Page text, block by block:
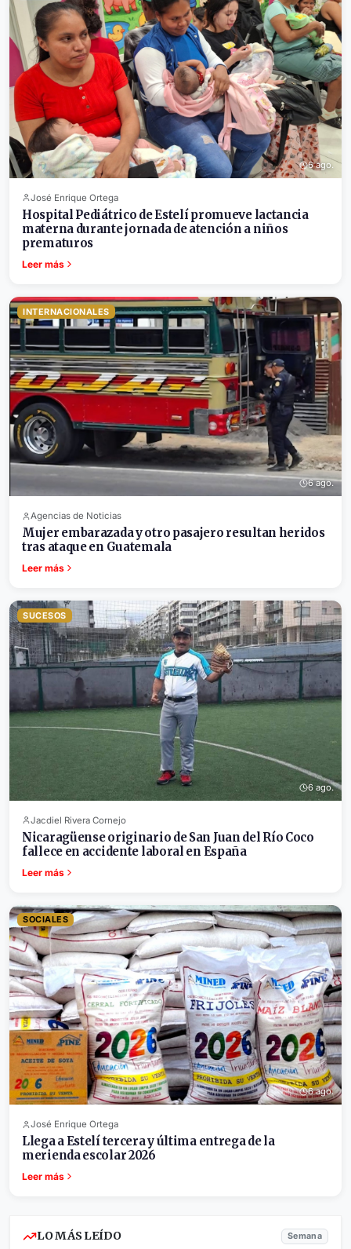
6 ago.
José Enrique Ortega
Hospital Pediátrico de Estelí promueve lactancia
materna durante jornada de atención a niños
prematuros
Leer más
INTERNACIONALES
6 ago.
Agencias de Noticias
Mujer embarazada y otro pasajero resultan heridos
tras ataque en Guatemala
Leer más
SUCESOS
6 ago.
Jacdiel Rivera Cornejo
Nicaragüense originario de San Juan del Río Coco
fallece en accidente laboral en España
Leer más
SOCIALES
6 ago.
José Enrique Ortega
Llega a Estelí tercera y última entrega de la
merienda escolar 2026
Leer más
LO MÁS LEÍDO Semana